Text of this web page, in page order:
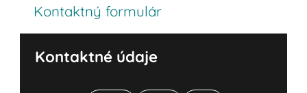
Kontaktný formulár
Kontaktné údaje